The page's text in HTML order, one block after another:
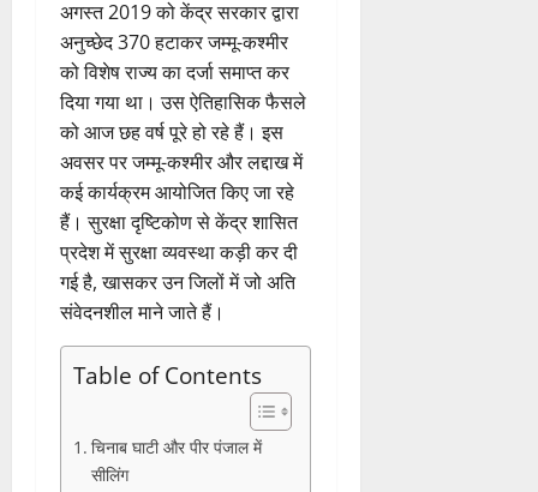
अगस्त 2019 को केंद्र सरकार द्वारा
अनुच्छेद 370 हटाकर जम्मू-कश्मीर
को विशेष राज्य का दर्जा समाप्त कर
दिया गया था। उस ऐतिहासिक फैसले
को आज छह वर्ष पूरे हो रहे हैं। इस
अवसर पर जम्मू-कश्मीर और लद्दाख में
कई कार्यक्रम आयोजित किए जा रहे
हैं। सुरक्षा दृष्टिकोण से केंद्र शासित
प्रदेश में सुरक्षा व्यवस्था कड़ी कर दी
गई है, खासकर उन जिलों में जो अति
संवेदनशील माने जाते हैं।
Table of Contents
चिनाब घाटी और पीर पंजाल में
सीलिंग